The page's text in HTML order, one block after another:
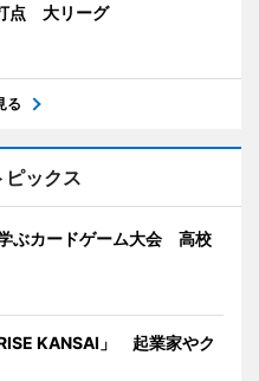
点 大リーグ
る
ックス
ぶカードゲーム大会 高校
KANSAI」 起業家やク